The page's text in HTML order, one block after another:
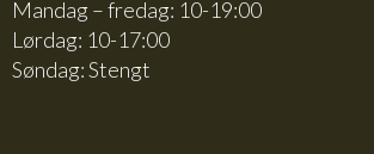
Mandag – fredag: 10-19:00
Lørdag: 10-17:00
Søndag: Stengt